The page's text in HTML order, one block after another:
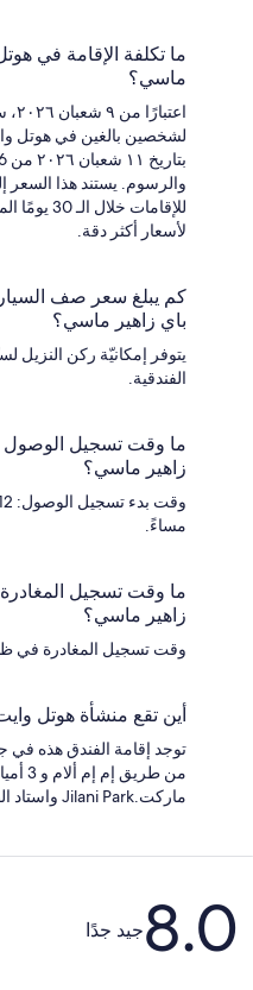
ما تكلفة الإقامة في
ماسي؟
لشخصين بالغين في هوتل
للإقامات خلال الـ 30 يومًا المقبلة. تخضع الأسعار للتغيير.
لأسعار أكثر دقة.
كم يبلغ سعر صف
باي زاهير ماسي؟
يتوفر إمكانيّة ركن النزيل
الفندقية.
ما وقت تسجيل الوصول
زاهير ماسي؟
مساءً.
ما وقت تسجيل
زاهير ماسي؟
وقت تسجيل المغادرة في
أين تقع منشأة هوتل
ماركت.Jilani Park واستاد القذافي أيضًا على بُعد 3 أميال (5 كم).
التقييمات
8.0جيد جدًا